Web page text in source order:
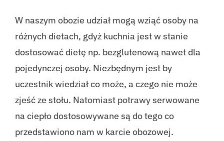
PROGRAM OBOZU
WYŻYWIENIE
KADRA
W naszym obozie udział mogą wziąć osoby na
różnych dietach, gdyż kuchnia jest w stanie
dostosować dietę np. bezglutenową nawet dla
pojedynczej osoby. Niezbędnym jest by
uczestnik wiedział co może, a czego nie może
zjeść ze stołu. Natomiast potrawy serwowane
na ciepło dostosowywane są do tego co
przedstawiono nam w karcie obozowej.